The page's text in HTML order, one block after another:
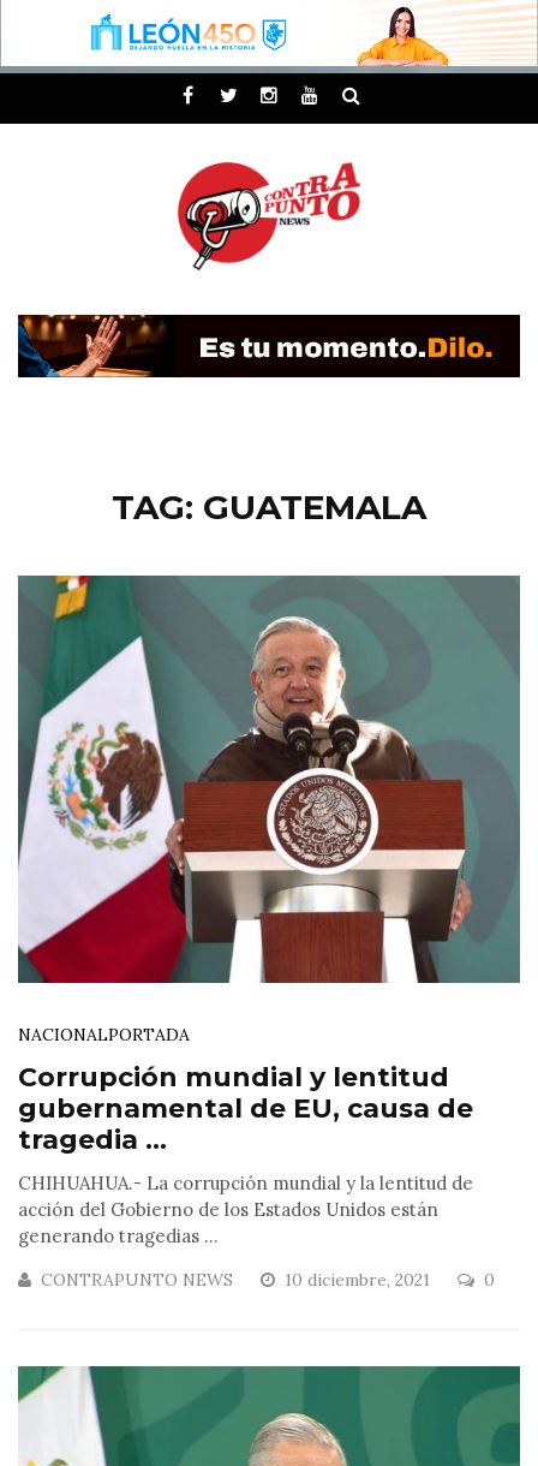
TAG: GUATEMALA
NACIONALPORTADA
Corrupción mundial y lentitud
gubernamental de EU, causa de
tragedia ...
CHIHUAHUA.- La corrupción mundial y la lentitud de
acción del Gobierno de los Estados Unidos están
generando tragedias ...
CONTRAPUNTO NEWS 10 diciembre, 2021 0